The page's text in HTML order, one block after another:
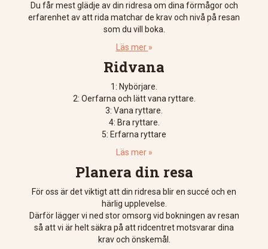
Du får mest glädje av din ridresa om dina förmågor och
erfarenhet av att rida matchar de krav och nivå på resan
som du vill boka.
Läs mer »
Ridvana
1: Nybörjare.
2: Oerfarna och lätt vana ryttare.
3: Vana ryttare.
4: Bra ryttare.
5: Erfarna ryttare
Läs mer »
Planera din resa
För oss är det viktigt att din ridresa blir en succé och en
härlig upplevelse.
Därför lägger vi ned stor omsorg vid bokningen av resan
så att vi är helt säkra på att ridcentret motsvarar dina
krav och önskemål.